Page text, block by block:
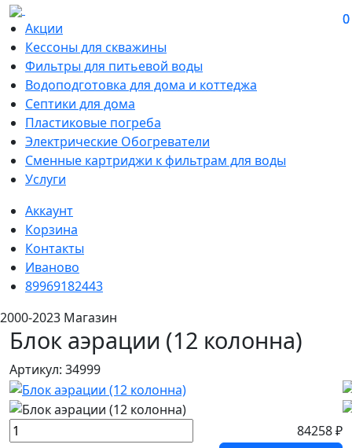
0
0
Акции
Кессоны для скважины
Фильтры для питьевой воды
Водоподготовка для дома и коттеджа
Септики для дома
Пластиковые погреба
Электрические Обогреватели
Сменные картриджи к фильтрам для воды
Услуги
Аккаунт
Корзина
Контакты
Иваново
89969182443
2000-2023 Магазин
Блок аэрации (12 колонна)
Артикул: 34999
84258 ₽